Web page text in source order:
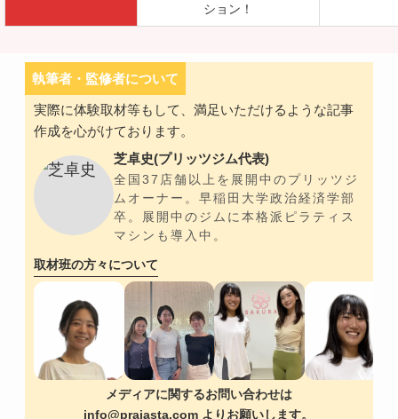
ション！
執筆者・監修者について
実際に体験取材等もして、満足いただけるような記事
作成を心がけております。
芝卓史(プリッツジム代表)
全国37店舗以上を展開中のプリッツジ
ムオーナー。早稲田大学政治経済学部
卒。展開中のジムに本格派ピラティス
マシンも導入中。
取材班の方々について
メディアに関するお問い合わせは
info@praiasta.com よりお願いします。